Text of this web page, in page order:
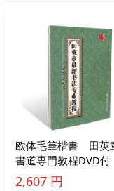
欧体毛筆楷書 田英
書道専門教程DVD
国語書道/欧体毛
2,607 円